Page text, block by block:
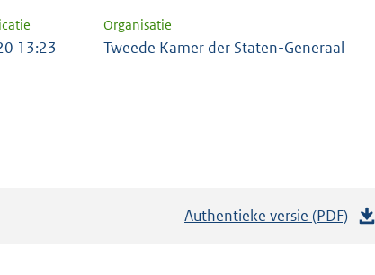
Organisatie
13:23 Tweede Kamer der Staten-Generaal
Authentieke versie (PDF)